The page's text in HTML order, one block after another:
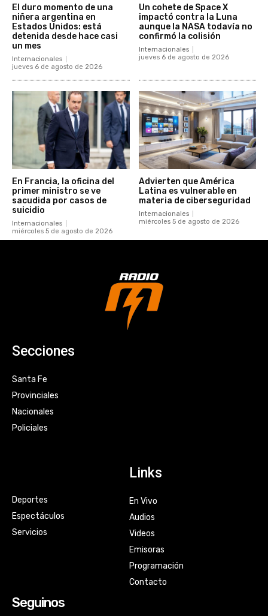
El duro momento de una
niñera argentina en
Estados Unidos: está
detenida desde hace casi
un mes
Internacionales
jueves 6 de agosto de 2026
Un cohete de Space X
impactó contra la Luna
aunque la NASA todavía no
confirmó la colisión
Internacionales
jueves 6 de agosto de 2026
En Francia, la oficina del
primer ministro se ve
sacudida por casos de
suicidio
Internacionales
miércoles 5 de agosto de 2026
Advierten que América
Latina es vulnerable en
materia de ciberseguridad
Internacionales
miércoles 5 de agosto de 2026
Secciones
Santa Fe
Provinciales
Nacionales
Policiales
Deportes
Espectáculos
Servicios
Links
En Vivo
Audios
Videos
Emisoras
Programación
Contacto
Seguinos